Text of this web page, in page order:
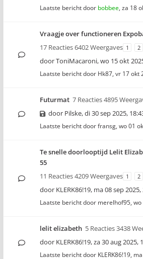
Laatste bericht door bobbee, za 18
Vraagje over functioneren
17 Reacties 6402 Weergaves 1 2
doorToniMacaroni,wo 15 okt
Laatste bericht door Hk87, vr 17 okt
Futurmat 7 Reacties 4895
door Pilske,di 30 sep 2025,
Laatste bericht doorfransg, wo 01
Te snelle doorlooptijd Lelit
55
11 Reacties 4209 Weergaves 1 2
door KLERK86!19, ma 08 sep 2025,
Laatste bericht door merelhof95, wo
lelit elizabeth 5 Reacties 3438
door KLERK86!19,za 30 aug 2025,
Laatste bericht door KLERK86!19,